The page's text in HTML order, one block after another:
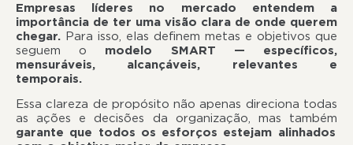
Empresas líderes no mercado entendem a
importância de ter uma visão clara de onde querem
chegar. Para isso, elas definem metas e objetivos que
seguem o modelo SMART — específicos,
mensuráveis, alcançáveis, relevantes e
temporais.
Essa clareza de propósito não apenas direciona todas
as ações e decisões da organização, mas também
garante que todos os esforços estejam alinhados